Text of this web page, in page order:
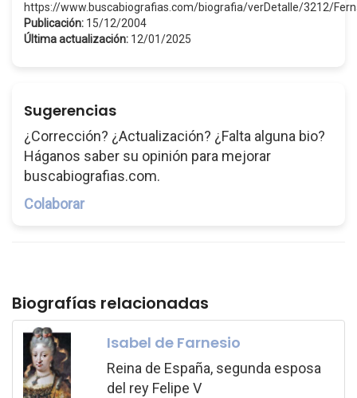
https://www.buscabiografias.com/biografia/verDetalle/3212/
Publicación: 15/12/2004
Última actualización: 12/01/2025
Sugerencias
¿Corrección? ¿Actualización? ¿Falta alguna bio?
Háganos saber su opinión para mejorar
buscabiografias.com.
Colaborar
Biografías relacionadas
Isabel de Farnesio
Reina de España, segunda esposa
del rey Felipe V